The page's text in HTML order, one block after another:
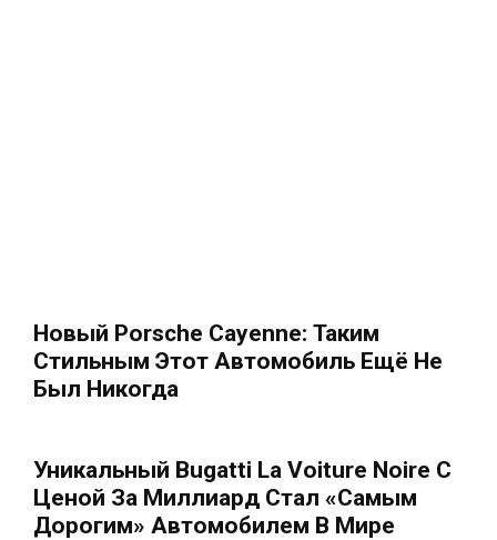
Новый Porsche Cayenne: Таким
Стильным Этот Автомобиль Ещё Не
Был Никогда
Уникальный Bugatti La Voiture Noire С
Ценой За Миллиард Стал «самым
Дорогим» Автомобилем В Мире